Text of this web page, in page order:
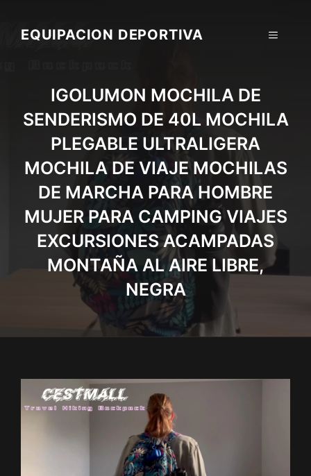
contentEQUIPACION DEPORTIVA MENU
IGOLUMON MOCHILA DE
SENDERISMO DE 40L MOCHILA
PLEGABLE ULTRALIGERA
MOCHILA DE VIAJE MOCHILAS
DE MARCHA PARA HOMBRE
MUJER PARA CAMPING VIAJES
EXCURSIONES ACAMPADAS
MONTAÑA AL AIRE LIBRE,
NEGRA